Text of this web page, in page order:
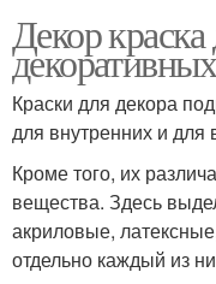
Декор
Краски для декора
для внутренних и для
Кроме того, их
вещества. Здесь
акриловые,
отдельно каждый из